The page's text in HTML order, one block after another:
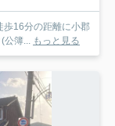
16分の距離に小郡
公簿... もっと見る